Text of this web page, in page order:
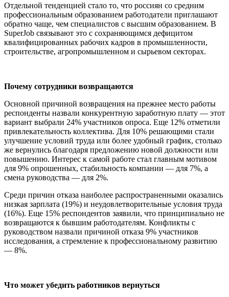
Отдельной тенденцией стало то, что россиян со средним
профессиональным образованием работодатели приглашают
обратно чаще, чем специалистов с высшим образованием. В
SuperJob связывают это с сохраняющимся дефицитом
квалифицированных рабочих кадров в промышленности,
строительстве, агропромышленном и сырьевом секторах.
Почему сотрудники возвращаются
Основной причиной возвращения на прежнее место работы
респонденты назвали конкурентную заработную плату — этот
вариант выбрали 24% участников опроса. Еще 12% отметили
привлекательность коллектива. Для 10% решающими стали
улучшение условий труда или более удобный график, столько
же вернулись благодаря предложению новой должности или
повышению. Интерес к самой работе стал главным мотивом
для 9% опрошенных, стабильность компании — для 7%, а
смена руководства — для 2%.
Среди причин отказа наиболее распространенными оказались
низкая зарплата (19%) и неудовлетворительные условия труда
(16%). Еще 15% респондентов заявили, что принципиально не
возвращаются к бывшим работодателям. Конфликты с
руководством назвали причиной отказа 9% участников
исследования, а стремление к профессиональному развитию
— 8%.
Что может убедить работников вернуться